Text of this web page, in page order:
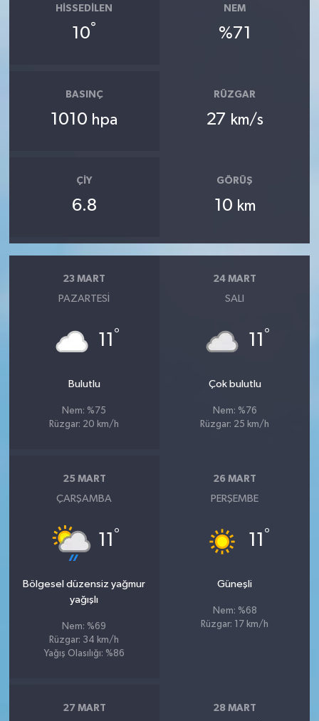
HISSEDILEN
10°
NEM
%71
BASINÇ
1010 hpa
RÜZGAR
27 km/s
ÇIY
6.8
GÖRÜŞ
10 km
23 MART
PAZARTESI
11 °
Bulutlu
Nem: %75
Rüzgar: 20 km/h
24 MART
SALI
11 °
Çok bulutlu
Nem: %76
Rüzgar: 25 km/h
25 MART
ÇARŞAMBA
11 °
Bölgesel düzensiz yağmur
yağışlı
Nem: %69
Rüzgar: 34 km/h
Yağış Olasılığı: %86
26 MART
PERŞEMBE
11 °
Güneşli
Nem: %68
Rüzgar: 17 km/h
27 MART 28 MART